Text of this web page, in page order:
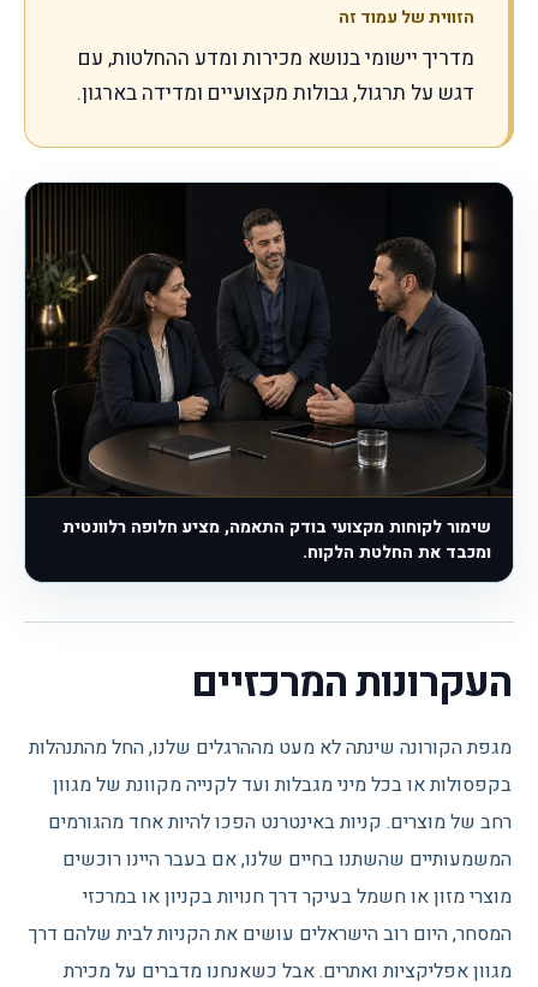
הזווית של עמוד זה
מדריך יישומי בנושא מכירות ומדע ההחלטות, עם
דגש על תרגול, גבולות מקצועיים ומדידה בארגון.
שימור לקוחות מקצועי בודק התאמה, מציע חלופה רלוונטית
ומכבד את החלטת הלקוח.
העקרונות המרכזיים
מגפת הקורונה שינתה לא מעט מההרגלים שלנו, החל מהתנהלות
בקפסולות או בכל מיני מגבלות ועד לקנייה מקוונת של מגוון
רחב של מוצרים. קניות באינטרנט הפכו להיות אחד מהגורמים
המשמעותיים שהשתנו בחיים שלנו, אם בעבר היינו רוכשים
מוצרי מזון או חשמל בעיקר דרך חנויות בקניון או במרכזי
המסחר, היום רוב הישראלים עושים את הקניות לבית שלהם דרך
מגוון אפליקציות ואתרים. אבל כשאנחנו מדברים על מכירת